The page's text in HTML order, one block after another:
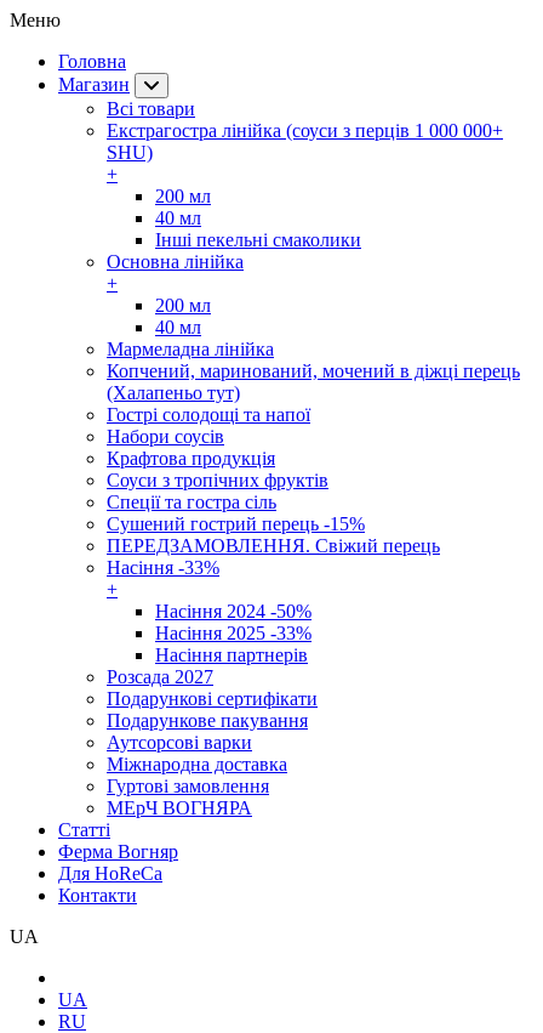
Меню
Головна
Магазин
Всі товари
Екстрагостра лінійка (соуси з перців 1 000 000+
SHU)
+
200 мл
40 мл
Інші пекельні смаколики
Основна лінійка
+
200 мл
40 мл
Мармеладна лінійка
Копчений, маринований, мочений в діжці перець
(Халапеньо тут)
Гострі солодощі та напої
Набори соусів
Крафтова продукція
Соуси з тропічних фруктів
Спеції та гостра сіль
Сушений гострий перець -15%
ПЕРЕДЗАМОВЛЕННЯ. Свіжий перець
Насіння -33%
+
Насіння 2024 -50%
Насіння 2025 -33%
Насіння партнерів
Розсада 2027
Подарункові сертифікати
Подарункове пакування
Аутсорсові варки
Міжнародна доставка
Гуртові замовлення
МЕрЧ ВОГНЯРА
Cтатті
Ферма Вогняр
Для HoReCa
Контакти
UA
UA
RU